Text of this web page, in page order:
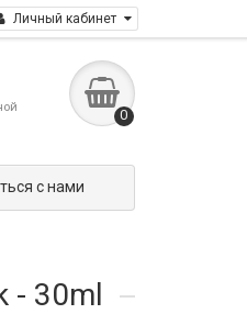
Личный кабинет
0
с нами
- 30ml